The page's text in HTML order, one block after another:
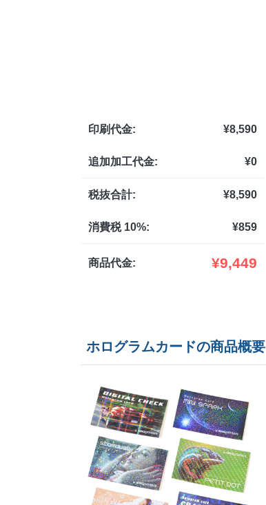
印刷代金: ¥8,590
追加加工代金: ¥0
税抜合計: ¥8,590
消費税 10%: ¥859
商品代金: ¥9,449
ホログラムカードの商品概要